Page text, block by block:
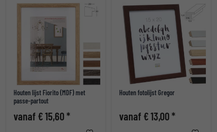
Houten lijst Fiorito (MDF) met
passe-partout
vanaf € 15,60 *
Houten fotolijst Gregor
vanaf € 13,00 *